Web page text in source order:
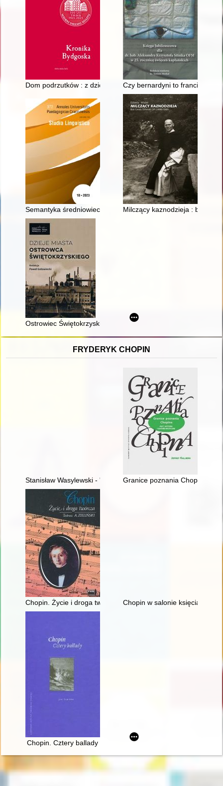
Dom podrzutków : z dziejów opieki nad dzieckiem w
Czy bernardyni to
Semantyka średniowiecznych wyrazów reprezentujących
Milczący kaznodzieja : brat
Ostrowiec Świętokrzyski w latach II wojny światowej
FRYDERYK CHOPIN
Stanisław Wasylewski - "opolanin z wyboru" o Fryderyku
Granice poznania Chopina.
Chopin. Życie i droga twórcza Chopin w salonie księcia
Chopin. Cztery ballady